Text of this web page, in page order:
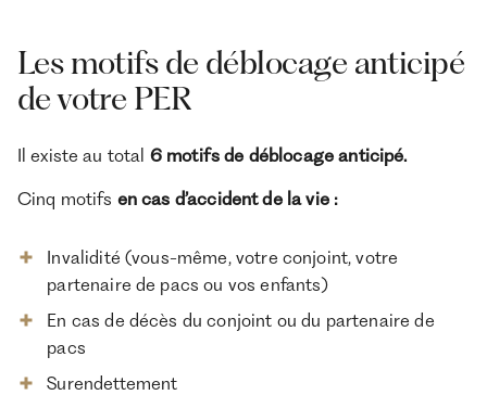
Les motifs de déblocage anticipé
de votre PER
Il existe au total 6 motifs de déblocage anticipé.
Cinq motifs en cas d’accident de la vie :
Invalidité (vous-même, votre conjoint, votre
partenaire de pacs ou vos enfants)
En cas de décès du conjoint ou du partenaire de
pacs
Surendettement